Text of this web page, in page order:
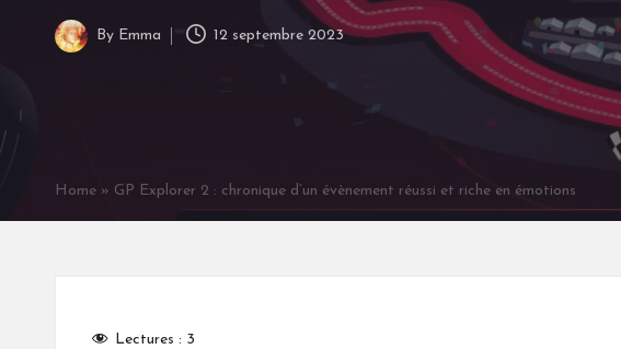
Posted
By Emma 12 septembre 2023
Home » GP Explorer 2 : chronique d’un évènement réussi et riche en émotions
Lectures : 3